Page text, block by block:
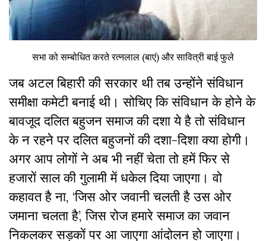
सभा को सम्बोधित करते रत्नलाल (बाएं) और सावित्री बाई फुले
जब अटल बिहारी की सरकार थी तब उन्होंने संविधान
समीक्षा कमेटी बनाई थी। सोचिए कि संविधान के होने के
बावजूद दलित बहुजन समाज की दशा ये है तो संविधान
के न रहने पर दलित बहुजनों की दशा-दिशा क्या होगी।
अगर आप लोगों ने अब भी नहीं चेता तो हमें फिर से
हजारों साल की गुलामी में धकेल दिया जाएगा। वो
कहावत है ना, ‘जिस ओर जवानी चलती है उस ओर
जमाना चलता है’, जिस रोज हमारे समाज का जवान
निकलकर सड़कों पर आ जाएगा आंदोलन हो जाएगा।